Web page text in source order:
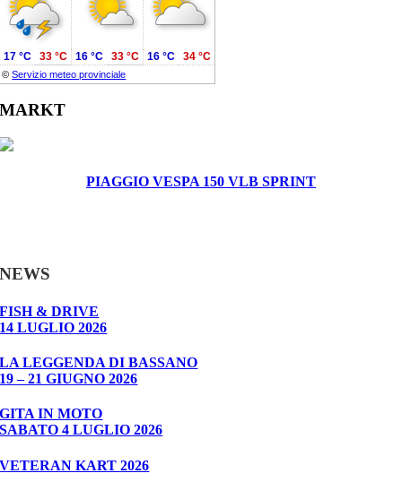
©Servizio meteo provinciale
17 °C 33 °C 16 °C 33 °C 16 °C 34 °C
MARKT
PIAGGIO VESPA 150 VLB SPRINT
NEWS
FISH & DRIVE
14 LUGLIO 2026
LA LEGGENDA DI BASSANO
19 – 21 GIUGNO 2026
GITA IN MOTO
SABATO 4 LUGLIO 2026
VETERAN KART 2026